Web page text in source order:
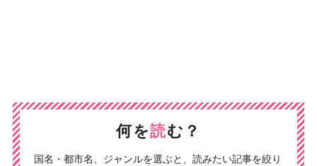
何を読む？
国名・都市名、ジャンルを選ぶと、読みたい記事を絞り